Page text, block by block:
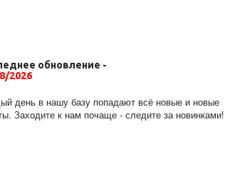
обновление -
2026
день в нашу базу попадают всё новые и новые
Заходите к нам почаще - следите за новинками!